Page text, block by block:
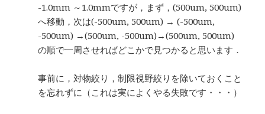
-1.0mm ～1.0mmですが，まず，(500um, 500um)
へ移動，次は(-500um, 500um) → (-500um,
-500um) →(500um, -500um)→(500um, 500um)
の順で一周させればどこかで見つかると思います．
事前に，対物絞り，制限視野絞りを除いておくこと
を忘れずに（これは実によくやる失敗です・・・）